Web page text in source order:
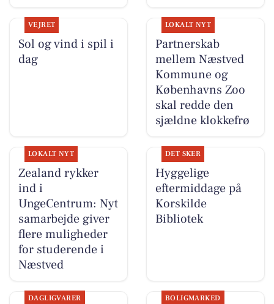
VEJRET
Sol og vind i spil i
dag
LOKALT NYT
Partnerskab
mellem Næstved
Kommune og
Københavns Zoo
skal redde den
sjældne klokkefrø
LOKALT NYT
Zealand rykker
ind i
UngeCentrum: Nyt
samarbejde giver
flere muligheder
for studerende i
Næstved
DET SKER
Hyggelige
eftermiddage på
Korskilde
Bibliotek
DAGLIGVARER BOLIGMARKED